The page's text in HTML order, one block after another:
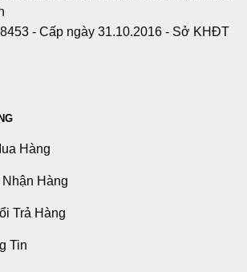
- Cấp ngày 31.10.2016 - Sở KHĐT
Hàng
Hàng
Trả Hàng
Tin